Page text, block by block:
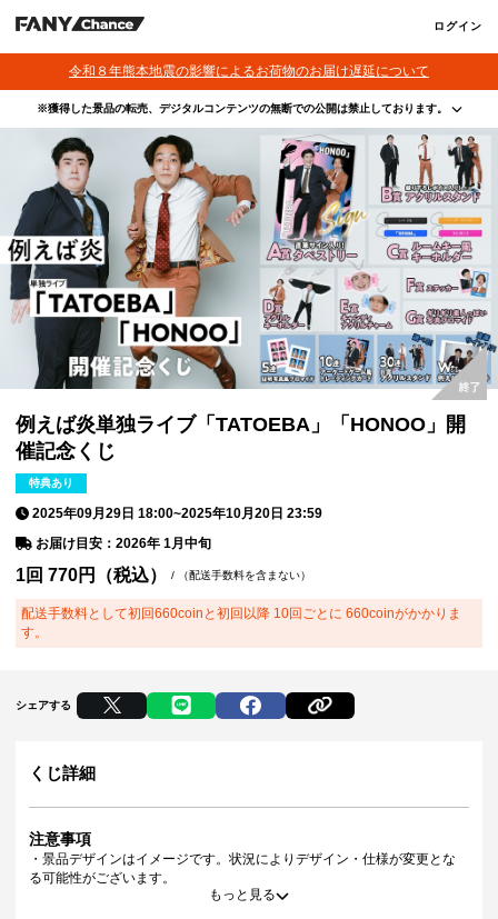
ログイン
令和８年熊本地震の影響によるお荷物のお届け遅延について
※獲得した景品の転売、デジタルコンテンツの無断での公開は禁止しております。
・本サービスで獲得された景品をオークション等へ出品する行為、その他営利目的での転売行
為は禁止しております。
・本サービスで獲得された動画･画像･ボイス等のデジタルコンテンツは、出品者が著作権を有
しております。無断でのSNS等での公開、譲渡、その他著作権を侵害する行為は禁止しており
ます。
・当選権利は当選者ご本人のみ有効となります。当選権利の譲渡、オークション等への出品、
その他営利目的での転売は禁止しております。
例えば炎単独ライブ「TATOEBA」「HONOO」開
催記念くじ
特典あり
2025年09月29日 18:00~2025年10月20日 23:59
お届け目安：2026年 1月中旬
1回770円（税込）/ （配送手数料を含まない）
配送手数料として初回660coinと初回以降 10回ごとに 660coinがかかりま
す。
シェアする
くじ詳細
注意事項
・景品デザインはイメージです。状況によりデザイン・仕様が変更とな
る可能性がございます。
・景品の種類または景品デザインによってサイズが異なる場合がござい
もっと見る